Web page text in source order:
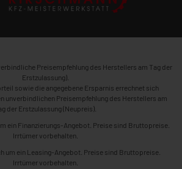
Preisempfehlung des Herstellers am Tag der
Erstzulassung).
sowie die angegebene Ersparnis errechnet sich
unverbindlichen Preisempfehlung des Herstellers am
der Erstzulassung (Neupreis).
ein Finanzierungs-Angebot. Preise sind Bruttopreise.
Irrtümer vorbehalten.
um ein Leasing-Angebot. Preise sind Bruttopreise.
Irrtümer vorbehalten.